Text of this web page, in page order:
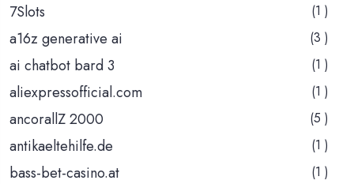
7Slots (1 )
a16z generative ai (3 )
ai chatbot bard 3 (1 )
aliexpressofficial.com (1 )
ancorallZ 2000 (5 )
antikaeltehilfe.de (1 )
bass-bet-casino.at (1 )